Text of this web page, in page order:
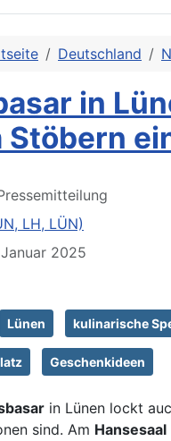
Deutschland
in
Stöbern
LH, LÜN)
2025
Lünen kulinarische
Geschenkideen
in Lünen lockt
sind. Am Hansesaal